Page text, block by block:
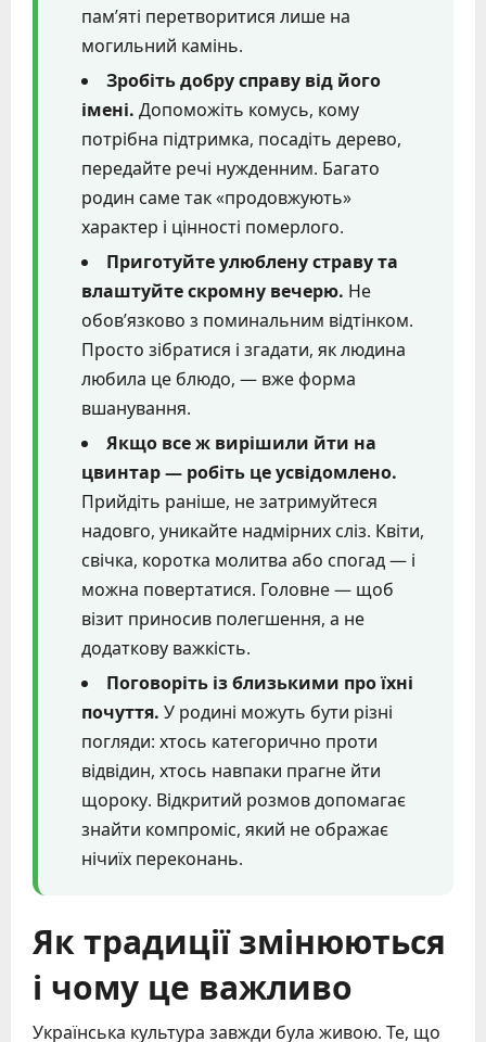
пам’яті перетворитися лише на
могильний камінь.
Зробіть добру справу від його
імені. Допоможіть комусь, кому
потрібна підтримка, посадіть дерево,
передайте речі нужденним. Багато
родин саме так «продовжують»
характер і цінності померлого.
Приготуйте улюблену страву та
влаштуйте скромну вечерю. Не
обов’язково з поминальним відтінком.
Просто зібратися і згадати, як людина
любила це блюдо, — вже форма
вшанування.
Якщо все ж вирішили йти на
цвинтар — робіть це усвідомлено.
Прийдіть раніше, не затримуйтеся
надовго, уникайте надмірних сліз. Квіти,
свічка, коротка молитва або спогад — і
можна повертатися. Головне — щоб
візит приносив полегшення, а не
додаткову важкість.
Поговоріть із близькими про їхні
почуття. У родині можуть бути різні
погляди: хтось категорично проти
відвідин, хтось навпаки прагне йти
щороку. Відкритий розмов допомагає
знайти компроміс, який не ображає
нічиїх переконань.
Як традиції змінюються
і чому це важливо
Українська культура завжди була живою. Те, що